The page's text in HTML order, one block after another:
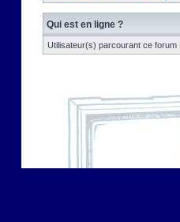
Qui est en ligne ?
Utilisateur(s) parcourant ce forum